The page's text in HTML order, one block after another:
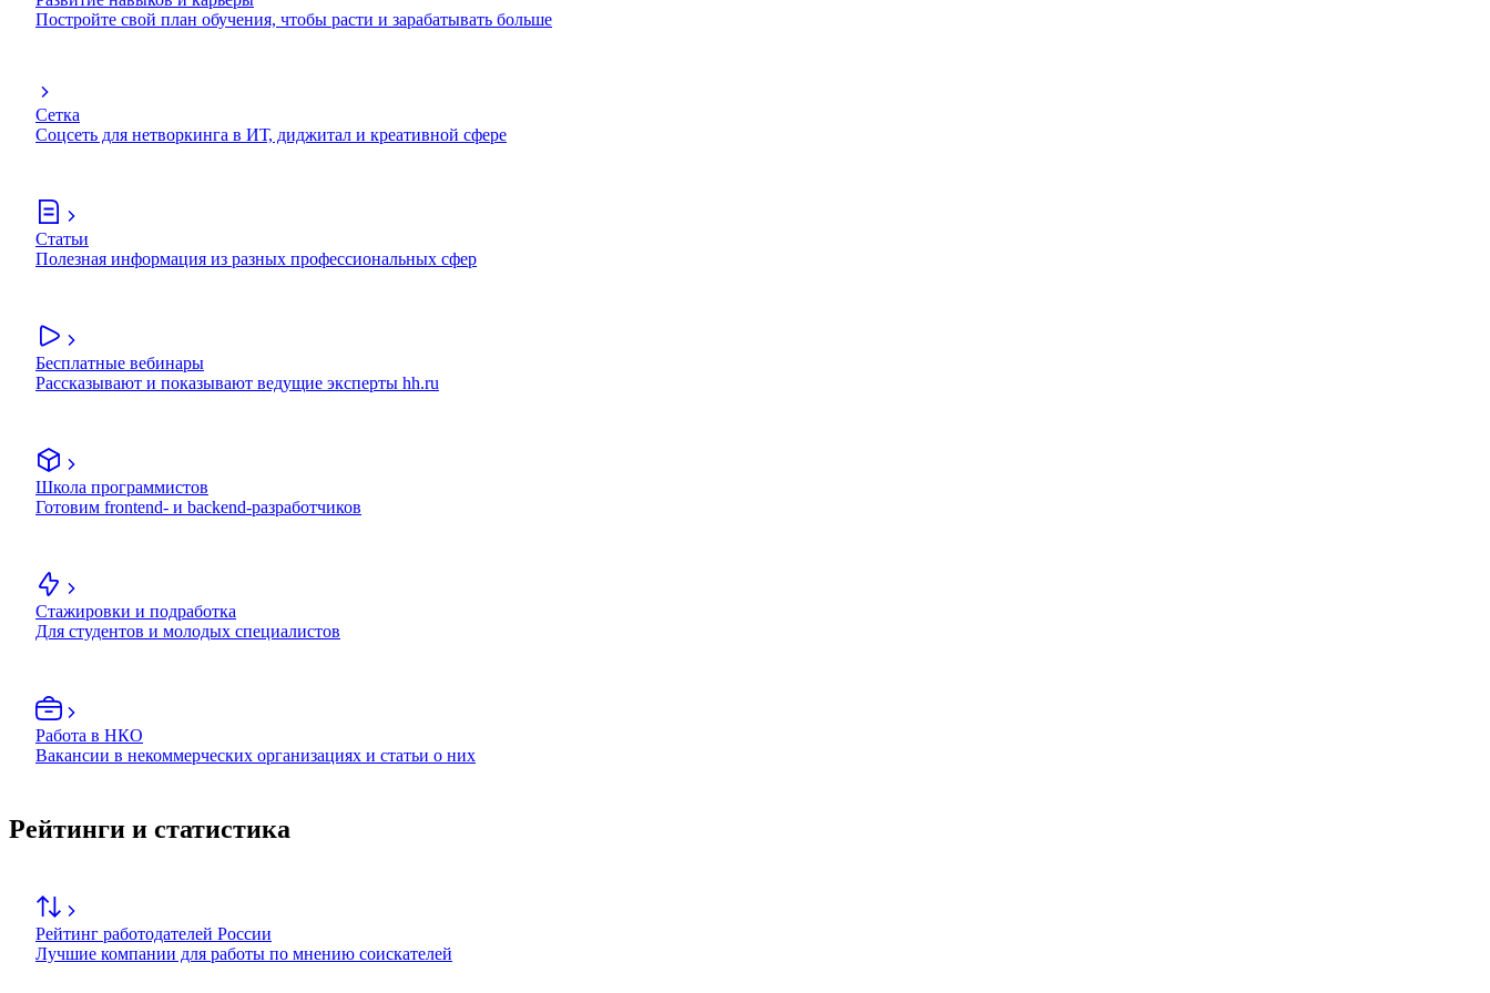
Постройте свой план обучения, чтобы расти и зарабатывать больше
Сетка
Соцсеть для нетворкинга в ИТ, диджитал и креативной сфере
Статьи
Полезная информация из разных профессиональных сфер
Бесплатные вебинары
Рассказывают и показывают ведущие эксперты hh.ru
Школа программистов
Готовим frontend- и backend-разработчиков
Стажировки и подработка
Для студентов и молодых специалистов
Работа в НКО
Вакансии в некоммерческих организациях и статьи о них
Рейтинги и статистика
Рейтинг работодателей России
Лучшие компании для работы по мнению соискателей